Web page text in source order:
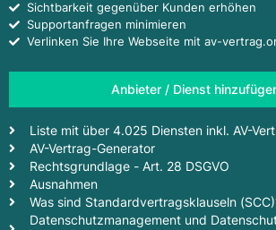
Sichtbarkeit gegenüber Kunden erhöhen
Supportanfragen minimieren
Verlinken Sie Ihre Webseite mit av-
Anbieter / Dienst
Liste mit über 4.025 Diensten inkl. AV-
AV-Vertrag-Generator
Rechtsgrundlage - Art. 28 DSGVO
Ausnahmen
Was sind Standardvertragsklauseln
Datenschutzmanagement und